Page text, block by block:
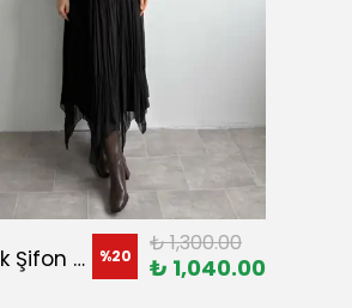
Simetrik Şifon Etek %20 ₺ 1,300.00
₺ 1,040.00